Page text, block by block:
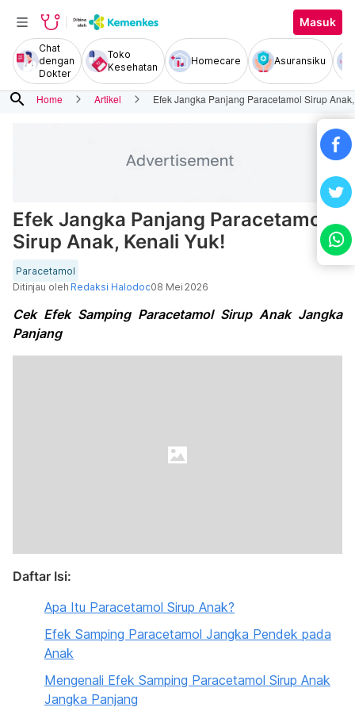
Masuk
Chat
dengan
Dokter
Toko
Kesehatan
Homecare Asuransiku
search Home Artikel Efek Jangka Panjang Paracetamol Sirup
Efek Jangka Panjang Paracetamol
Sirup Anak, Kenali Yuk!
Paracetamol
Ditinjau oleh Redaksi Halodoc08 Mei 2026
Cek Efek Samping Paracetamol Sirup Anak Jangka
Panjang
Daftar Isi:
Apa Itu Paracetamol Sirup Anak?
Efek Samping Paracetamol Jangka Pendek pada
Anak
Mengenali Efek Samping Paracetamol Sirup Anak
Jangka Panjang